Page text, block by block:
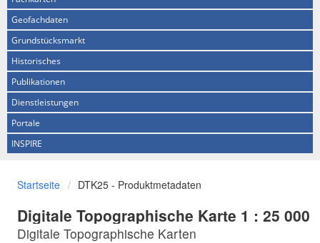
Geofachdaten
Grundstücksmarkt
Historisches
Publikationen
Dienstleistungen
Portale
INSPIRE
Startseite DTK25 - Produktmetadaten
Digitale Topographische Karte 1 : 25 000
Digitale Topographische Karten